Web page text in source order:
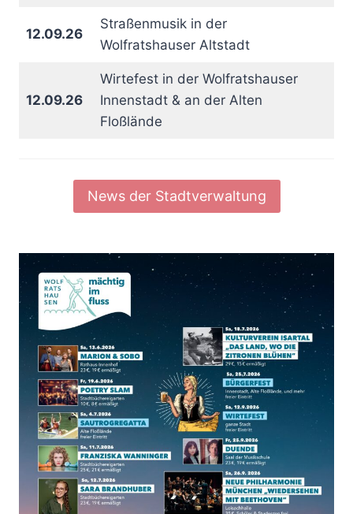
12.09.26
Straßenmusik in der
Wolfratshauser Altstadt
12.09.26
Wirtefest in der Wolfratshauser
Innenstadt & an der Alten
Floßlände
News der Stadtverwaltung